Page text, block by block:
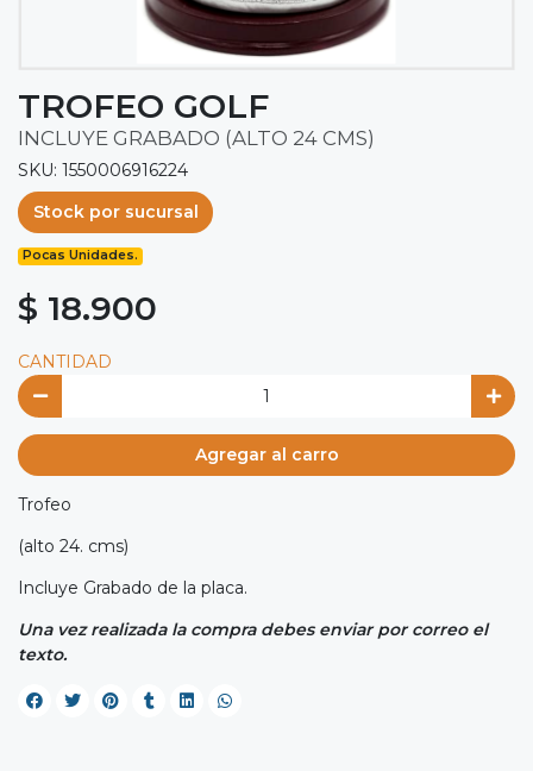
TROFEO GOLF
INCLUYE GRABADO (ALTO 24 CMS)
SKU: 1550006916224
Stock por sucursal
Pocas Unidades.
$ 18.900
CANTIDAD
Agregar al carro
Trofeo
(alto 24. cms)
Incluye Grabado de la placa.
Una vez realizada la compra debes enviar por correo el
texto.